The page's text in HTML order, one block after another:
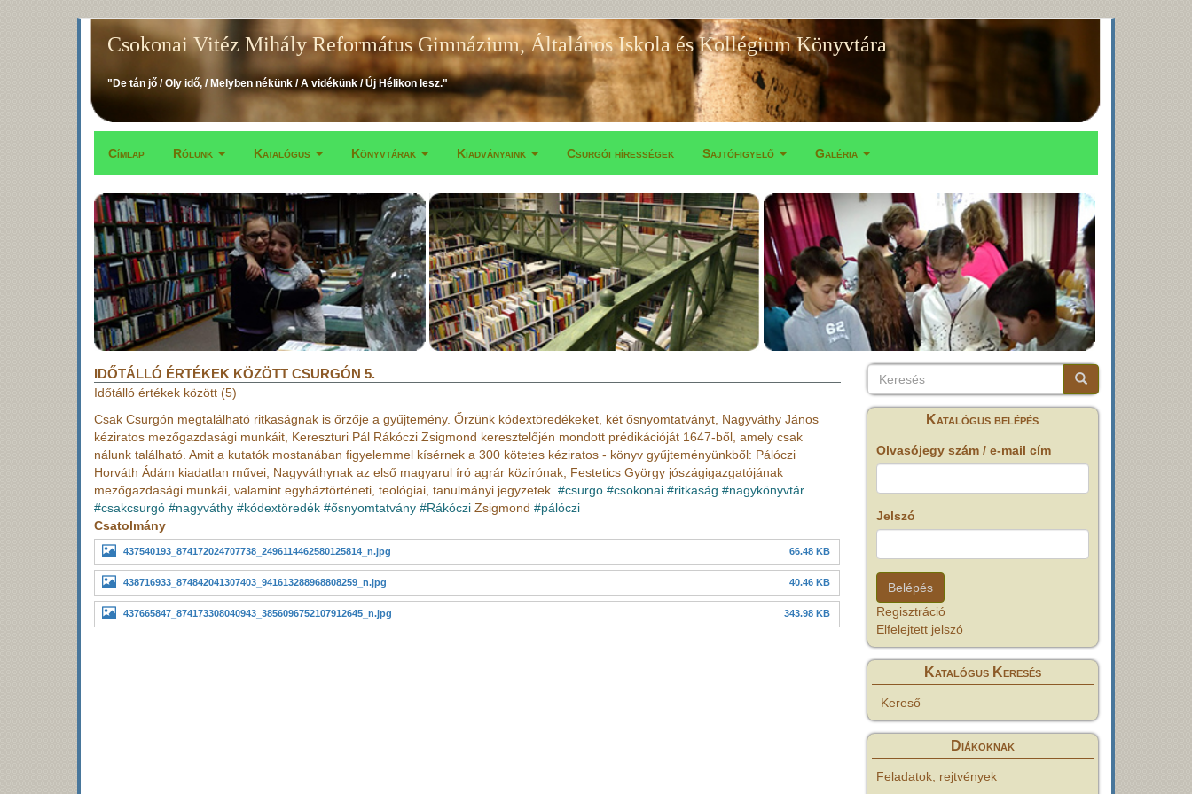
Csokonai Vitéz Mihály Református Gimnázium, Általános Iskola és Kollégium Könyvtára
"De tán jő / Oly idő, / Melyben nékünk / A vidékünk / Új Hélikon lesz."
Fő
navigáció
Címlap Rólunk Katalógus Könyvtárak Kiadványaink Csurgói hírességek Sajtófigyelő Galéria
IDŐTÁLLÓ ÉRTÉKEK KÖZÖTT CSURGÓN 5.
Időtálló értékek között (5)
Csak Csurgón megtalálható ritkaságnak is őrzője a gyűjtemény. Őrzünk kódextöredékeket, két ősnyomtatványt, Nagyváthy János
kéziratos mezőgazdasági munkáit, Kereszturi Pál Rákóczi Zsigmond keresztelőjén mondott prédikációját 1647-ből, amely csak
nálunk található. Amit a kutatók mostanában figyelemmel kísérnek a 300 kötetes kéziratos - könyv gyűjteményünkből: Pálóczi
Horváth Ádám kiadatlan művei, Nagyváthynak az első magyarul író agrár közírónak, Festetics György jószágigazgatójának
mezőgazdasági munkái, valamint egyháztörténeti, teológiai, tanulmányi jegyzetek. #csurgo #csokonai #ritkaság #nagykönyvtár
#csakcsurgó #nagyváthy #kódextöredék #ősnyomtatvány #Rákóczi Zsigmond #pálóczi
Csatolmány
437540193_874172024707738_2496114462580125814_n.jpg 66.48 KB
438716933_874842041307403_941613288968808259_n.jpg 40.46 KB
437665847_874173308040943_3856096752107912645_n.jpg 343.98 KB
Keresés
Keresés Keresés
Katalógus belépés
Olvasójegy szám / e-mail cím
Jelszó
Regisztráció
Elfelejtett jelszó
Katalógus Keresés
Kereső
Diákoknak
Feladatok, rejtvények